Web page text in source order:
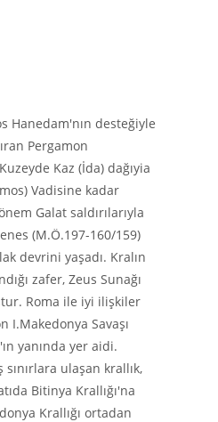
Hanedam'nın desteğiyle
Pergamon
Kaz (İda) dağıyia
Vadisine kadar
Galat saldırılarıyla
(M.Ö.197-160/159)
devrini yaşadı. Kralın
zafer, Zeus Sunağı
Roma ile iyi ilişkiler
I.Makedonya Savaşı
yanında yer aidi.
ulaşan krallık,
Bitinya Krallığı'na
Krallığı ortadan